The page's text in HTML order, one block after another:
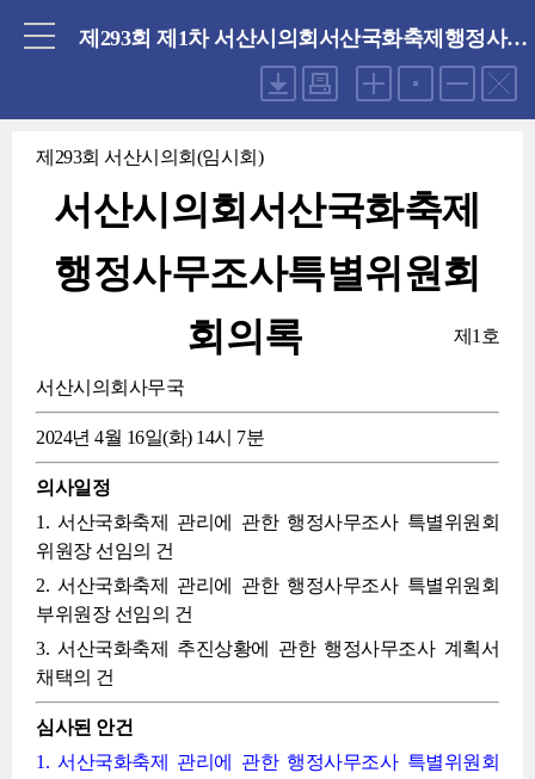
제293회 제1차 서산시의회서산국화축제행정사무조사특별위원회(2024.04.16 화요일)
제293회 서산시의회(임시회)
서산시의회서산국화축제
행정사무조사특별위원회
회의록
제1호
서산시의회사무국
2024년 4월 16일(화) 14시 7분
의사일정
1. 서산국화축제 관리에 관한 행정사무조사 특별위원회
위원장 선임의 건
2. 서산국화축제 관리에 관한 행정사무조사 특별위원회
부위원장 선임의 건
3. 서산국화축제 추진상황에 관한 행정사무조사 계획서
채택의 건
심사된 안건
1. 서산국화축제 관리에 관한 행정사무조사 특별위원회